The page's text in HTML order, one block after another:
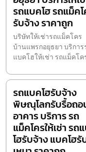
รถแบคโฮ รถแม็ค
รับจ้าง ราคาถูก
บริษัทให้เช่ารถแม็คโคร
บ้านแพรกอยุธยา บริการ
แบคโฮให้เช่า รถแม็คโค
รถแบคโฮรับจ้าง
พิษณุโลกรับรื้อถอ
อาคาร บริการ รถ
แม็คโครให้เช่า รถ
โฮรับจ้าง แบคโฮรั